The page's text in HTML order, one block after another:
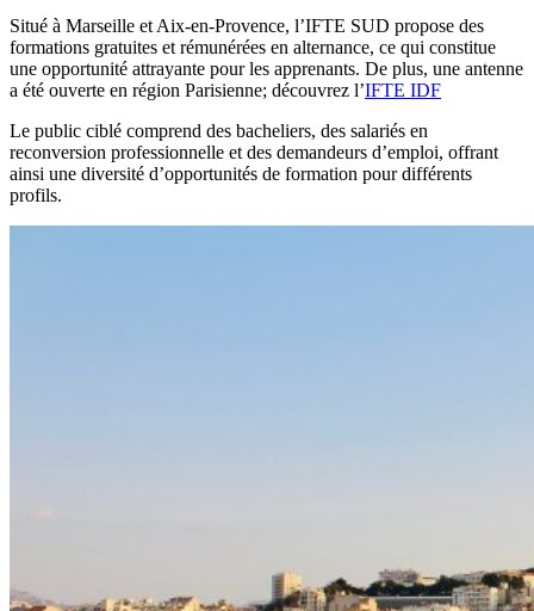
Situé à Marseille et Aix-en-Provence, l’IFTE SUD propose des
formations gratuites et rémunérées en alternance, ce qui constitue
une opportunité attrayante pour les apprenants. De plus, une antenne
a été ouverte en région Parisienne; découvrez l’IFTE IDF
Le public ciblé comprend des bacheliers, des salariés en
reconversion professionnelle et des demandeurs d’emploi, offrant
ainsi une diversité d’opportunités de formation pour différents
profils.